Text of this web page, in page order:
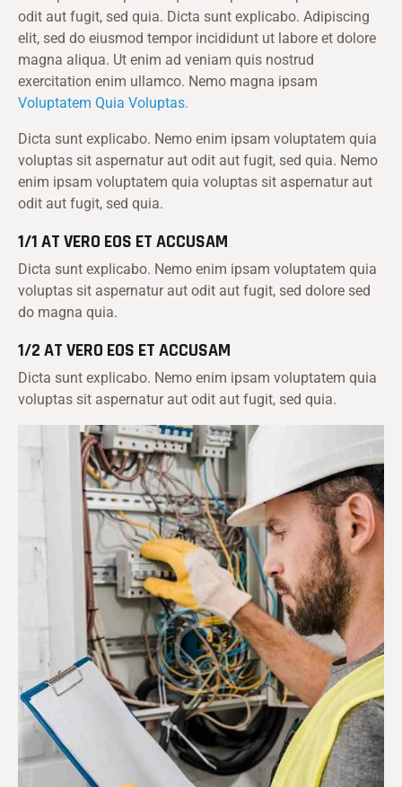
odit aut fugit, sed quia. Dicta sunt explicabo. Adipiscing
elit, sed do eiusmod tempor incididunt ut labore et dolore
magna aliqua. Ut enim ad veniam quis nostrud
exercitation enim ullamco. Nemo magna ipsam
Voluptatem Quia Voluptas.
Dicta sunt explicabo. Nemo enim ipsam voluptatem quia
voluptas sit aspernatur aut odit aut fugit, sed quia. Nemo
enim ipsam voluptatem quia voluptas sit aspernatur aut
odit aut fugit, sed quia.
1/1 AT VERO EOS ET ACCUSAM
Dicta sunt explicabo. Nemo enim ipsam voluptatem quia
voluptas sit aspernatur aut odit aut fugit, sed dolore sed
do magna quia.
1/2 AT VERO EOS ET ACCUSAM
Dicta sunt explicabo. Nemo enim ipsam voluptatem quia
voluptas sit aspernatur aut odit aut fugit, sed quia.